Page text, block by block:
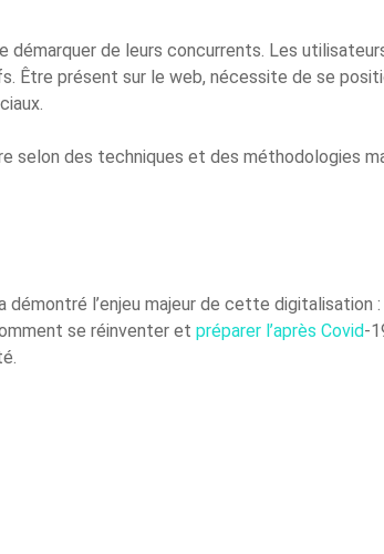
de leurs concurrents. Les
présent sur le web, nécessite de se
selon des techniques et des méthodologies
l’enjeu majeur de cette digitalisation
se réinventer et préparer l’après Covid-